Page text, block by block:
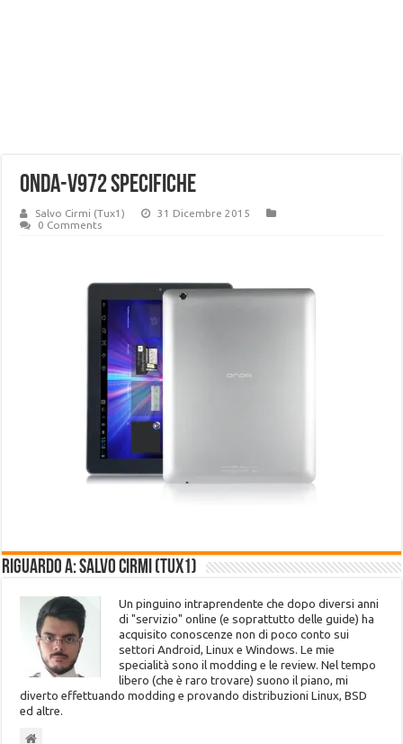
onda-v972 specifiche
Salvo Cirmi (Tux1)
31 Dicembre 2015
0 Comments
Riguardo a: Salvo Cirmi (Tux1)
Un pinguino intraprendente che dopo diversi anni
di "servizio" online (e soprattutto delle guide) ha
acquisito conoscenze non di poco conto sui
settori Android, Linux e Windows. Le mie
specialità sono il modding e le review. Nel tempo
libero (che è raro trovare) suono il piano, mi
diverto effettuando modding e provando distribuzioni Linux, BSD
ed altre.